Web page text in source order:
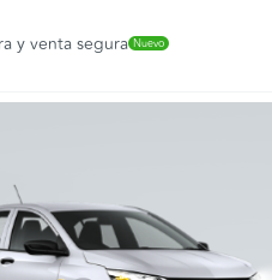
y venta segura Nuevo